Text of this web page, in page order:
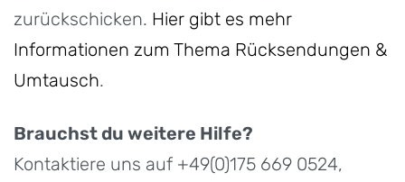
zurückschicken. Hier gibt es mehr
Informationen zum Thema Rücksendungen &
Umtausch.
Brauchst du weitere Hilfe?
Kontaktiere uns auf +49(0)175 669 0524,